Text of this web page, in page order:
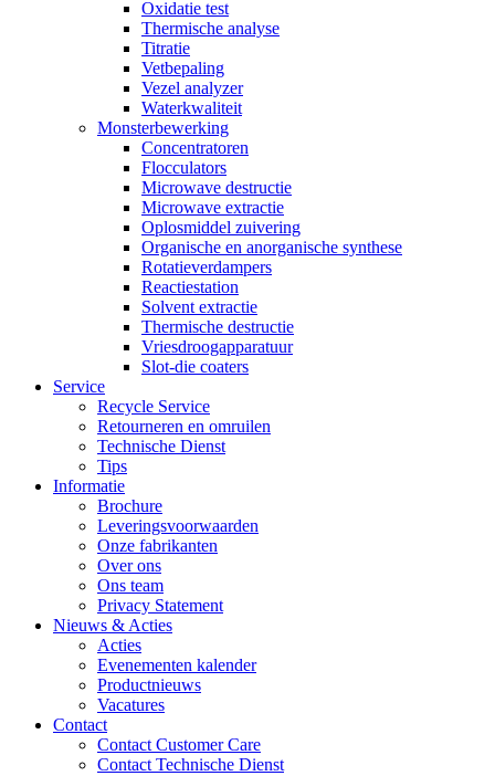
Oxidatie test
Thermische analyse
Titratie
Vetbepaling
Vezel analyzer
Waterkwaliteit
Monsterbewerking
Concentratoren
Flocculators
Microwave destructie
Microwave extractie
Oplosmiddel zuivering
Organische en anorganische synthese
Rotatieverdampers
Reactiestation
Solvent extractie
Thermische destructie
Vriesdroogapparatuur
Slot-die coaters
Service
Recycle Service
Retourneren en omruilen
Technische Dienst
Tips
Informatie
Brochure
Leveringsvoorwaarden
Onze fabrikanten
Over ons
Ons team
Privacy Statement
Nieuws & Acties
Acties
Evenementen kalender
Productnieuws
Vacatures
Contact
Contact Customer Care
Contact Technische Dienst